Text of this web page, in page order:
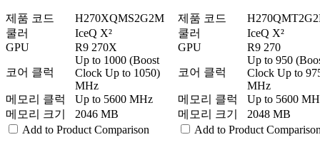
제품 코드
H270XQMS2G2M
쿨러
IceQ X²
GPU
R9 270X
코어 클럭
Up to 1000 (Boost
Clock Up to 1050)
MHz
메모리 클럭
Up to 5600 MHz
메모리 크기
2046 MB
Add to Product Comparison
제품 코드
쿨러
IceQ X²
GPU
R9 270
코어 클럭
Up to 950
Clock Up to
MHz
메모리 클럭
Up to 5600
메모리 크기
2048 MB
Add to Product